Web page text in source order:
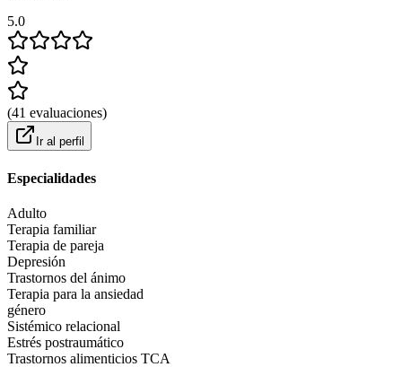
5.0
(41 evaluaciones)
Ir al perfil
Especialidades
Adulto
Terapia familiar
Terapia de pareja
Depresión
Trastornos del ánimo
Terapia para la ansiedad
género
Sistémico relacional
Estrés postraumático
Trastornos alimenticios TCA